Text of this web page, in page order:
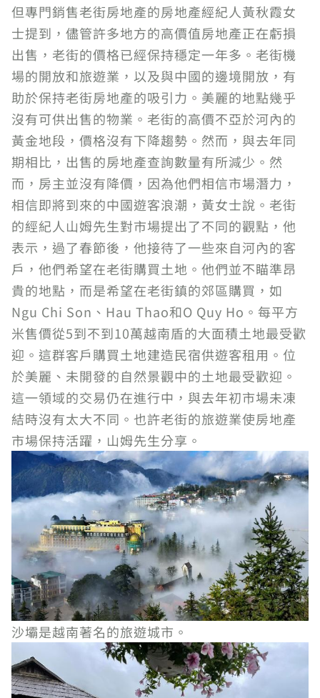
但專門銷售老街房地產的房地產經紀人黃秋霞女
士提到，儘管許多地方的高價值房地產正在虧損
出售，老街的價格已經保持穩定一年多。老街機
場的開放和旅遊業，以及與中國的邊境開放，有
助於保持老街房地產的吸引力。美麗的地點幾乎
沒有可供出售的物業。老街的高價不亞於河內的
黃金地段，價格沒有下降趨勢。然而，與去年同
期相比，出售的房地產查詢數量有所減少。然
而，房主並沒有降價，因為他們相信市場潛力，
相信即將到來的中國遊客浪潮，黃女士說。老街
的經紀人山姆先生對市場提出了不同的觀點，他
表示，過了春節後，他接待了一些來自河內的客
戶，他們希望在老街購買土地。他們並不瞄準昂
貴的地點，而是希望在老街鎮的郊區購買，如
Ngu Chi Son、Hau Thao和O Quy Ho。每平方
米售價從5到不到10萬越南盾的大面積土地最受歡
迎。這群客戶購買土地建造民宿供遊客租用。位
於美麗、未開發的自然景觀中的土地最受歡迎。
這一領域的交易仍在進行中，與去年初市場未凍
結時沒有太大不同。也許老街的旅遊業使房地產
市場保持活躍，山姆先生分享。
沙壩是越南著名的旅遊城市。